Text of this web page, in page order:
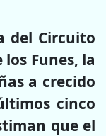
del Circuito
Funes, la
a crecido
cinco
que el